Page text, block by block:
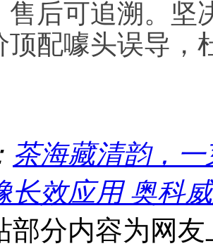
售后可追溯。坚
顶配噱头误导，
茶海藏清韵，
长效应用 奥科
部分内容为网